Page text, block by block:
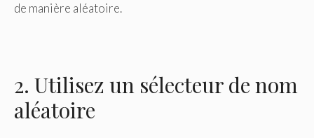
de manière aléatoire.
2. Utilisez un sélecteur de nom
aléatoire